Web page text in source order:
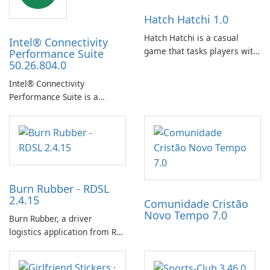
Intel® Connectivity
Performance Suite
50.26.804.0
Intel® Connectivity
Performance Suite is a
designed to identify factors
that affect connectivity and
apply adaptive adjustments.
Hatch Hatchi 1.0
Hatch Hatchi is a casual
game that tasks players with
incubating eggs and
expanding gameplay through
continued hatching.
Burn Rubber - RDSL
2.4.15
Burn Rubber, a driver
logistics application from Rail
to streamline communication
Comunidade Cristão
Novo Tempo 7.0